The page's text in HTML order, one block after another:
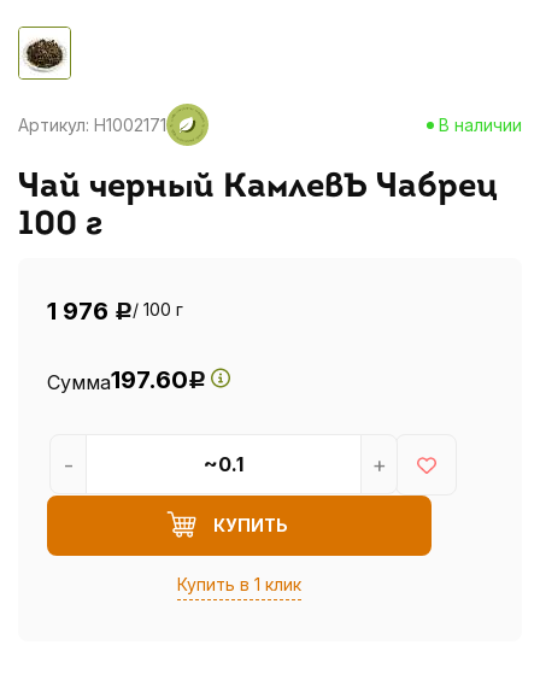
Артикул: H1002171 В наличии
Чай черный КамлевЪ Чабрец
100 г
1 976 Р/ 100 г
Сумма197.60Р
КУПИТЬ
Купить в 1 клик
- +